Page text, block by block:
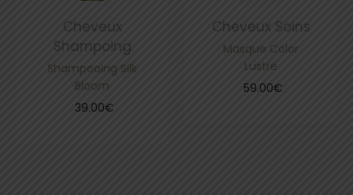
Cheveux
Shampoing
Shampooing Silk
Bloom
39.00€
Cheveux Soins
Masque Color
Lustre
59.00€